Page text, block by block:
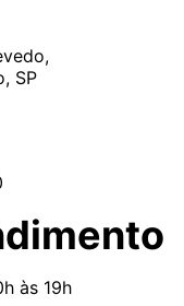
SP
às 19h